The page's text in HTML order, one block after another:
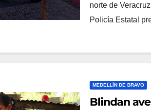
norte de
Policía Estatal
MEDELLÍN DE BRAVO
Blindan